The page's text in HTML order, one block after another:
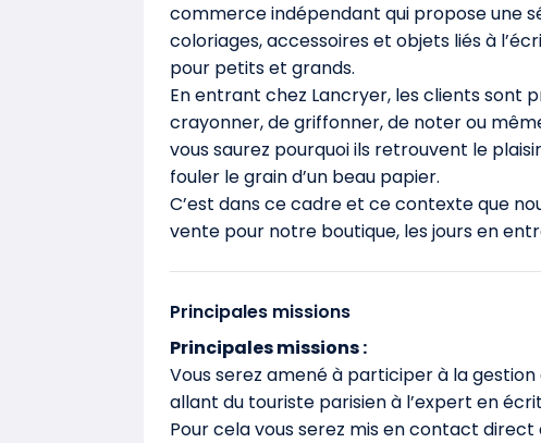
commerce indépendant qui propose une
coloriages, accessoires et objets liés à
pour petits et grands.
​En entrant chez Lancryer, les clients sont
crayonner, de griffonner, de noter ou
vous saurez pourquoi ils retrouvent le
fouler le grain d’un beau papier.
​C’est dans ce cadre et ce contexte que
vente pour notre boutique, les jours en
Principales missions
Principales missions :
Vous serez amené à participer à la
allant du touriste parisien à l’expert en
Pour cela vous serez mis en contact